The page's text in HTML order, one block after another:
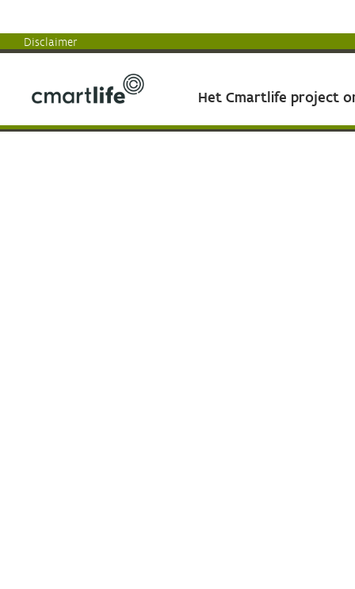
Disclaimer
Het Cmartlife project